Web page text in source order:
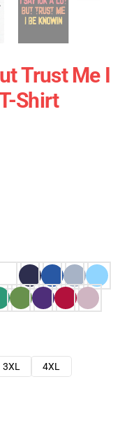
Trust Me I
Shirt
3XL
4XL